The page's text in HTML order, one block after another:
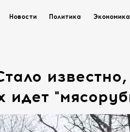
Новости Политика Экономика
идет